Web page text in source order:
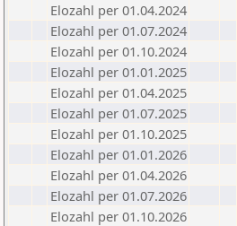
Elozahl per 01.04.2024
Elozahl per 01.07.2024
Elozahl per 01.10.2024
Elozahl per 01.01.2025
Elozahl per 01.04.2025
Elozahl per 01.07.2025
Elozahl per 01.10.2025
Elozahl per 01.01.2026
Elozahl per 01.04.2026
Elozahl per 01.07.2026
Elozahl per 01.10.2026